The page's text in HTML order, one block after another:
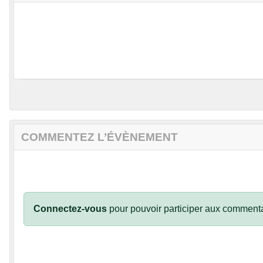
COMMENTEZ L’ÉVÈNEMENT
Connectez-vous pour pouvoir participer aux